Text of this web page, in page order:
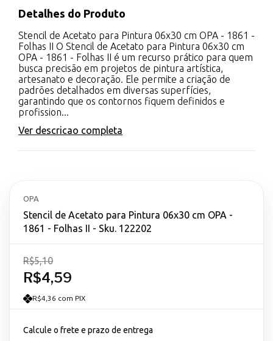
Detalhes do Produto
Stencil de Acetato para Pintura 06x30 cm OPA - 1861 -
Folhas II O Stencil de Acetato para Pintura 06x30 cm
OPA - 1861 - Folhas II é um recurso prático para quem
busca precisão em projetos de pintura artística,
artesanato e decoração. Ele permite a criação de
padrões detalhados em diversas superfícies,
garantindo que os contornos fiquem definidos e
profission...
Ver descricao completa
OPA
Stencil de Acetato para Pintura 06x30 cm OPA -
1861 - Folhas II - Sku. 122202
R$4,59
R$5,10
R$4,36 com PIX
Calcule o frete e prazo de entrega